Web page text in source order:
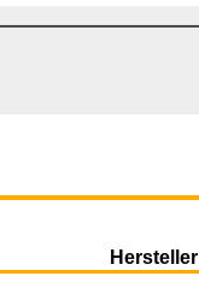
Hersteller